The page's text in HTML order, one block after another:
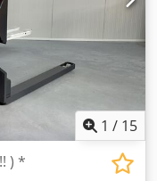
1 / 15
) *